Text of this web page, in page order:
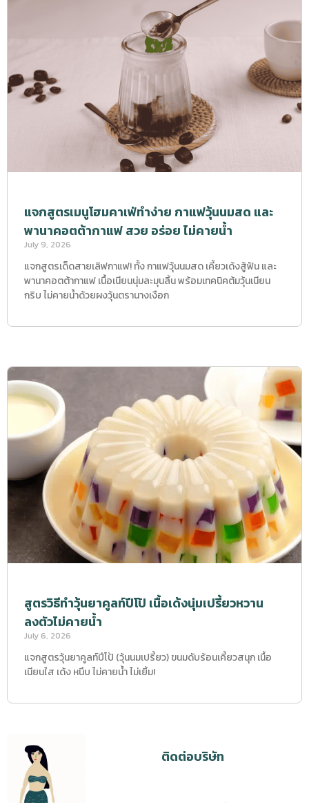
แจกสูตรเมนูโฮมคาเฟ่ทำง่าย กาแฟวุ้นนมสด และ
พานาคอตต้ากาแฟ สวย อร่อย ไม่คายน้ำ
July 9, 2026
แจกสูตรเด็ดสายเลิฟกาแฟ! ทั้ง กาแฟวุ้นนมสด เคี้ยวเด้งสู้ฟัน และ
พานาคอตต้ากาแฟ เนื้อเนียนนุ่มละมุนลิ้น พร้อมเทคนิคต้มวุ้นเนียน
กริบ ไม่คายน้ำด้วยผงวุ้นตรานางเงือก
สูตรวิธีทำวุ้นยาคูลท์ปีโป้ เนื้อเด้งนุ่มเปรี้ยวหวาน
ลงตัวไม่คายน้ำ
July 6, 2026
แจกสูตรวุ้นยาคูลท์ปีโป้ (วุ้นนมเปรี้ยว) ขนมดับร้อนเคี้ยวสนุก เนื้อ
เนียนใส เด้ง หนึบ ไม่คายน้ำ ไม่เยิ้ม!
ติดต่อบริษัท